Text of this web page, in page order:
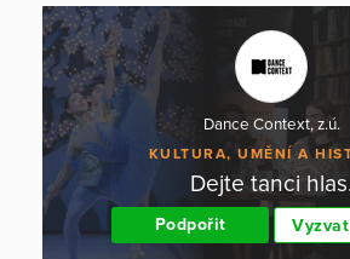
Dance Context, z.ú.
KULTURA, UMĚNÍ A
Dejte tanci hlas.
Podpořit